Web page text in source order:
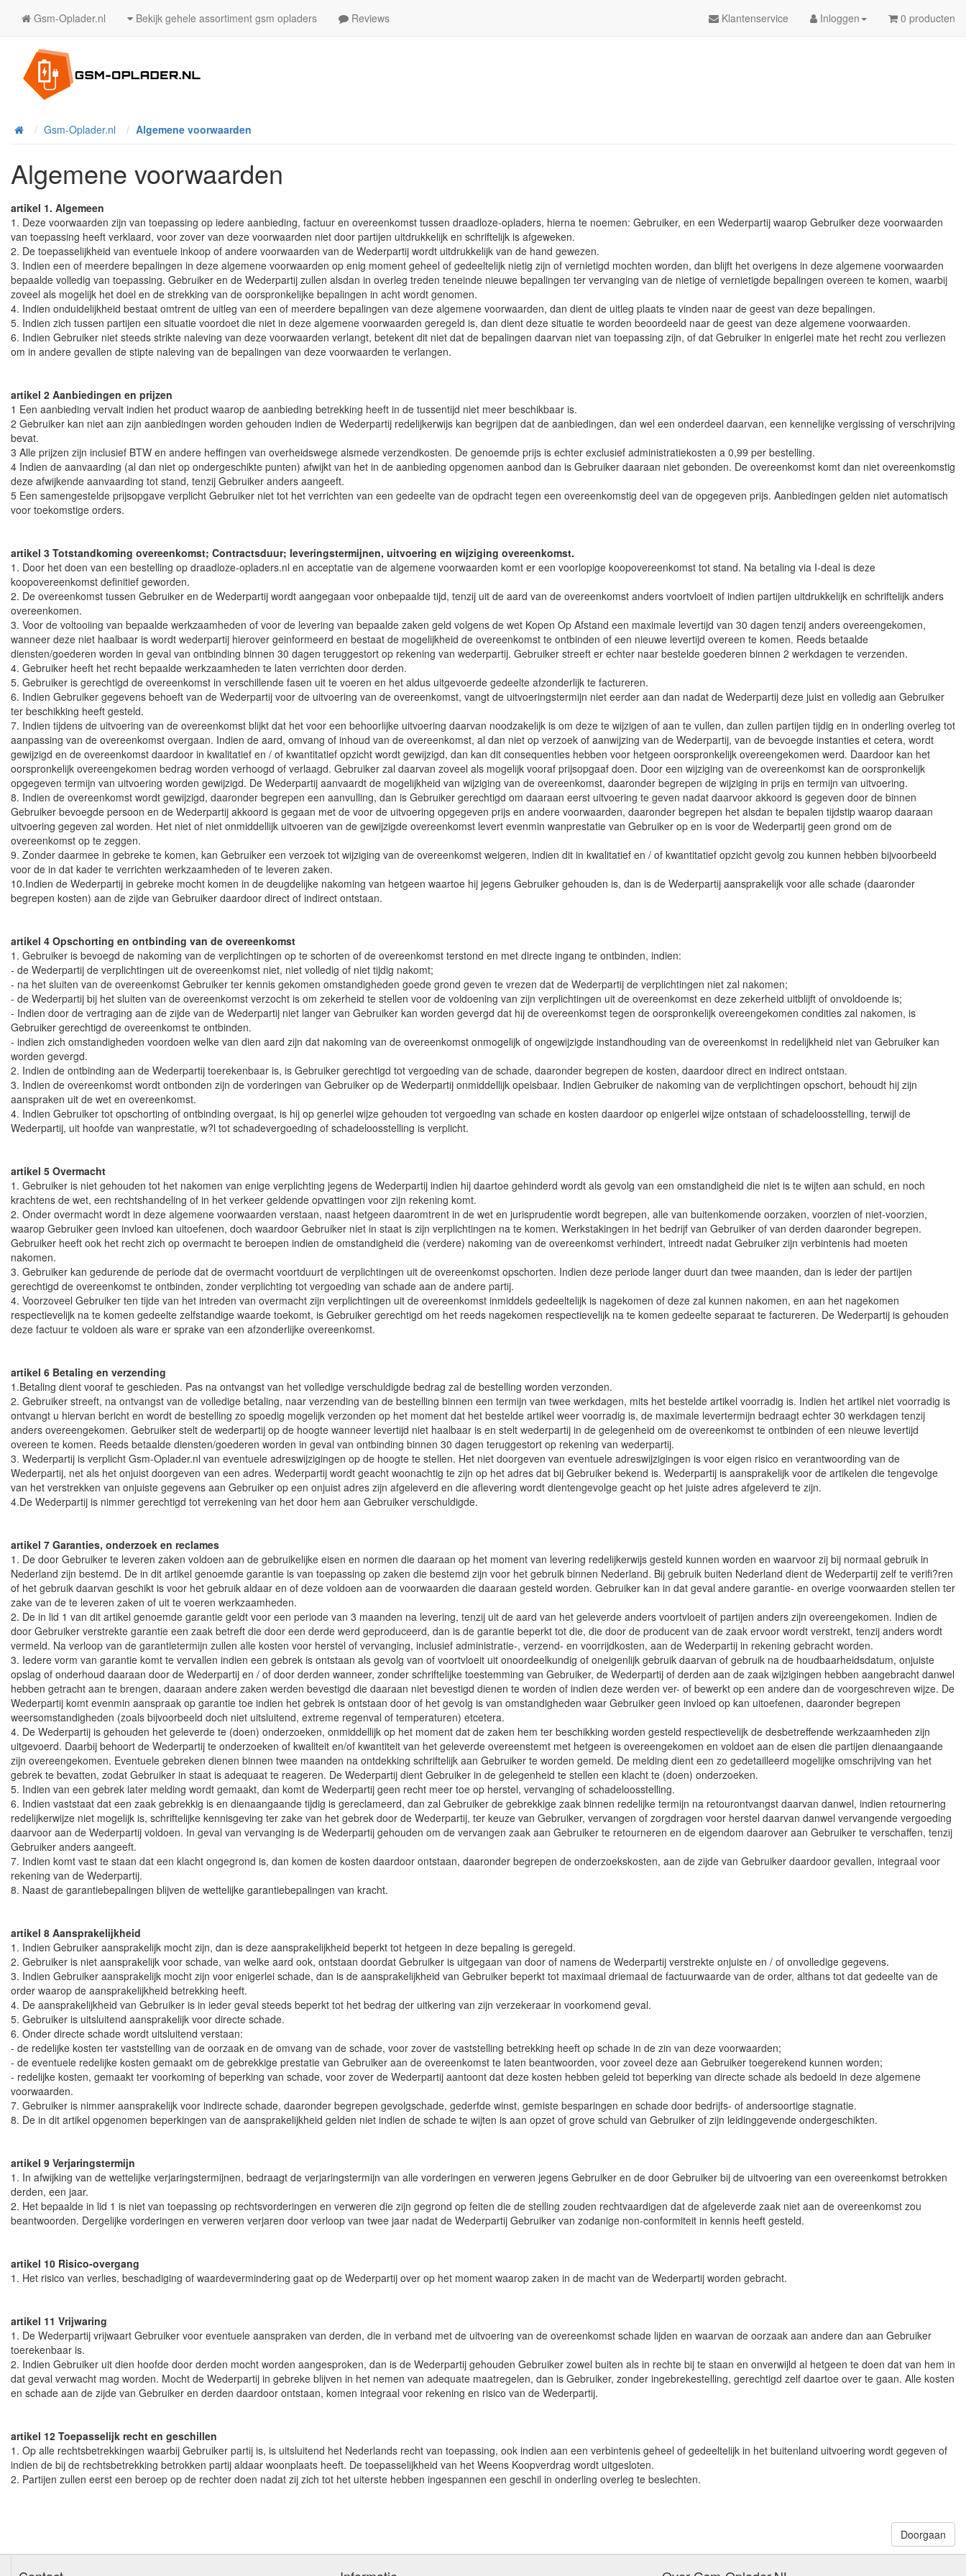
Gsm-Oplader.nl Bekijk gehele assortiment gsm opladers Reviews Klantenservice Inloggen 0 producten
HomeGsm-Oplader.nl Algemene voorwaarden
Algemene voorwaarden
artikel 1. Algemeen
1. Deze voorwaarden zijn van toepassing op iedere aanbieding, factuur en overeenkomst tussen draadloze-opladers, hierna te noemen: Gebruiker, en een Wederpartij waarop Gebruiker deze voorwaarden
van toepassing heeft verklaard, voor zover van deze voorwaarden niet door partijen uitdrukkelijk en schriftelijk is afgeweken.
2. De toepasselijkheid van eventuele inkoop of andere voorwaarden van de Wederpartij wordt uitdrukkelijk van de hand gewezen.
3. Indien een of meerdere bepalingen in deze algemene voorwaarden op enig moment geheel of gedeeltelijk nietig zijn of vernietigd mochten worden, dan blijft het overigens in deze algemene voorwaarden
bepaalde volledig van toepassing. Gebruiker en de Wederpartij zullen alsdan in overleg treden teneinde nieuwe bepalingen ter vervanging van de nietige of vernietigde bepalingen overeen te komen, waarbij
zoveel als mogelijk het doel en de strekking van de oorspronkelijke bepalingen in acht wordt genomen.
4. Indien onduidelijkheid bestaat omtrent de uitleg van een of meerdere bepalingen van deze algemene voorwaarden, dan dient de uitleg plaats te vinden naar de geest van deze bepalingen.
5. Indien zich tussen partijen een situatie voordoet die niet in deze algemene voorwaarden geregeld is, dan dient deze situatie te worden beoordeeld naar de geest van deze algemene voorwaarden.
6. Indien Gebruiker niet steeds strikte naleving van deze voorwaarden verlangt, betekent dit niet dat de bepalingen daarvan niet van toepassing zijn, of dat Gebruiker in enigerlei mate het recht zou verliezen
om in andere gevallen de stipte naleving van de bepalingen van deze voorwaarden te verlangen.
artikel 2 Aanbiedingen en prijzen
1 Een aanbieding vervalt indien het product waarop de aanbieding betrekking heeft in de tussentijd niet meer beschikbaar is.
2 Gebruiker kan niet aan zijn aanbiedingen worden gehouden indien de Wederpartij redelijkerwijs kan begrijpen dat de aanbiedingen, dan wel een onderdeel daarvan, een kennelijke vergissing of verschrijving
bevat.
3 Alle prijzen zijn inclusief BTW en andere heffingen van overheidswege alsmede verzendkosten. De genoemde prijs is echter exclusief administratiekosten a 0,99 per bestelling.
4 Indien de aanvaarding (al dan niet op ondergeschikte punten) afwijkt van het in de aanbieding opgenomen aanbod dan is Gebruiker daaraan niet gebonden. De overeenkomst komt dan niet overeenkomstig
deze afwijkende aanvaarding tot stand, tenzij Gebruiker anders aangeeft.
5 Een samengestelde prijsopgave verplicht Gebruiker niet tot het verrichten van een gedeelte van de opdracht tegen een overeenkomstig deel van de opgegeven prijs. Aanbiedingen gelden niet automatisch
voor toekomstige orders.
artikel 3 Totstandkoming overeenkomst; Contractsduur; leveringstermijnen, uitvoering en wijziging overeenkomst.
1. Door het doen van een bestelling op draadloze-opladers.nl en acceptatie van de algemene voorwaarden komt er een voorlopige koopovereenkomst tot stand. Na betaling via I-deal is deze
koopovereenkomst definitief geworden.
2. De overeenkomst tussen Gebruiker en de Wederpartij wordt aangegaan voor onbepaalde tijd, tenzij uit de aard van de overeenkomst anders voortvloeit of indien partijen uitdrukkelijk en schriftelijk anders
overeenkomen.
3. Voor de voltooiing van bepaalde werkzaamheden of voor de levering van bepaalde zaken geld volgens de wet Kopen Op Afstand een maximale levertijd van 30 dagen tenzij anders overeengekomen,
wanneer deze niet haalbaar is wordt wederpartij hierover geinformeerd en bestaat de mogelijkheid de overeenkomst te ontbinden of een nieuwe levertijd overeen te komen. Reeds betaalde
diensten/goederen worden in geval van ontbinding binnen 30 dagen teruggestort op rekening van wederpartij. Gebruiker streeft er echter naar bestelde goederen binnen 2 werkdagen te verzenden.
4. Gebruiker heeft het recht bepaalde werkzaamheden te laten verrichten door derden.
5. Gebruiker is gerechtigd de overeenkomst in verschillende fasen uit te voeren en het aldus uitgevoerde gedeelte afzonderlijk te factureren.
6. Indien Gebruiker gegevens behoeft van de Wederpartij voor de uitvoering van de overeenkomst, vangt de uitvoeringstermijn niet eerder aan dan nadat de Wederpartij deze juist en volledig aan Gebruiker
ter beschikking heeft gesteld.
7. Indien tijdens de uitvoering van de overeenkomst blijkt dat het voor een behoorlijke uitvoering daarvan noodzakelijk is om deze te wijzigen of aan te vullen, dan zullen partijen tijdig en in onderling overleg tot
aanpassing van de overeenkomst overgaan. Indien de aard, omvang of inhoud van de overeenkomst, al dan niet op verzoek of aanwijzing van de Wederpartij, van de bevoegde instanties et cetera, wordt
gewijzigd en de overeenkomst daardoor in kwalitatief en / of kwantitatief opzicht wordt gewijzigd, dan kan dit consequenties hebben voor hetgeen oorspronkelijk overeengekomen werd. Daardoor kan het
oorspronkelijk overeengekomen bedrag worden verhoogd of verlaagd. Gebruiker zal daarvan zoveel als mogelijk vooraf prijsopgaaf doen. Door een wijziging van de overeenkomst kan de oorspronkelijk
opgegeven termijn van uitvoering worden gewijzigd. De Wederpartij aanvaardt de mogelijkheid van wijziging van de overeenkomst, daaronder begrepen de wijziging in prijs en termijn van uitvoering.
8. Indien de overeenkomst wordt gewijzigd, daaronder begrepen een aanvulling, dan is Gebruiker gerechtigd om daaraan eerst uitvoering te geven nadat daarvoor akkoord is gegeven door de binnen
Gebruiker bevoegde persoon en de Wederpartij akkoord is gegaan met de voor de uitvoering opgegeven prijs en andere voorwaarden, daaronder begrepen het alsdan te bepalen tijdstip waarop daaraan
uitvoering gegeven zal worden. Het niet of niet onmiddellijk uitvoeren van de gewijzigde overeenkomst levert evenmin wanprestatie van Gebruiker op en is voor de Wederpartij geen grond om de
overeenkomst op te zeggen.
9. Zonder daarmee in gebreke te komen, kan Gebruiker een verzoek tot wijziging van de overeenkomst weigeren, indien dit in kwalitatief en / of kwantitatief opzicht gevolg zou kunnen hebben bijvoorbeeld
voor de in dat kader te verrichten werkzaamheden of te leveren zaken.
10.Indien de Wederpartij in gebreke mocht komen in de deugdelijke nakoming van hetgeen waartoe hij jegens Gebruiker gehouden is, dan is de Wederpartij aansprakelijk voor alle schade (daaronder
begrepen kosten) aan de zijde van Gebruiker daardoor direct of indirect ontstaan.
artikel 4 Opschorting en ontbinding van de overeenkomst
1. Gebruiker is bevoegd de nakoming van de verplichtingen op te schorten of de overeenkomst terstond en met directe ingang te ontbinden, indien:
- de Wederpartij de verplichtingen uit de overeenkomst niet, niet volledig of niet tijdig nakomt;
- na het sluiten van de overeenkomst Gebruiker ter kennis gekomen omstandigheden goede grond geven te vrezen dat de Wederpartij de verplichtingen niet zal nakomen;
- de Wederpartij bij het sluiten van de overeenkomst verzocht is om zekerheid te stellen voor de voldoening van zijn verplichtingen uit de overeenkomst en deze zekerheid uitblijft of onvoldoende is;
- Indien door de vertraging aan de zijde van de Wederpartij niet langer van Gebruiker kan worden gevergd dat hij de overeenkomst tegen de oorspronkelijk overeengekomen condities zal nakomen, is
Gebruiker gerechtigd de overeenkomst te ontbinden.
- indien zich omstandigheden voordoen welke van dien aard zijn dat nakoming van de overeenkomst onmogelijk of ongewijzigde instandhouding van de overeenkomst in redelijkheid niet van Gebruiker kan
worden gevergd.
2. Indien de ontbinding aan de Wederpartij toerekenbaar is, is Gebruiker gerechtigd tot vergoeding van de schade, daaronder begrepen de kosten, daardoor direct en indirect ontstaan.
3. Indien de overeenkomst wordt ontbonden zijn de vorderingen van Gebruiker op de Wederpartij onmiddellijk opeisbaar. Indien Gebruiker de nakoming van de verplichtingen opschort, behoudt hij zijn
aanspraken uit de wet en overeenkomst.
4. Indien Gebruiker tot opschorting of ontbinding overgaat, is hij op generlei wijze gehouden tot vergoeding van schade en kosten daardoor op enigerlei wijze ontstaan of schadeloosstelling, terwijl de
Wederpartij, uit hoofde van wanprestatie, w?l tot schadevergoeding of schadeloosstelling is verplicht.
artikel 5 Overmacht
1. Gebruiker is niet gehouden tot het nakomen van enige verplichting jegens de Wederpartij indien hij daartoe gehinderd wordt als gevolg van een omstandigheid die niet is te wijten aan schuld, en noch
krachtens de wet, een rechtshandeling of in het verkeer geldende opvattingen voor zijn rekening komt.
2. Onder overmacht wordt in deze algemene voorwaarden verstaan, naast hetgeen daaromtrent in de wet en jurisprudentie wordt begrepen, alle van buitenkomende oorzaken, voorzien of niet-voorzien,
waarop Gebruiker geen invloed kan uitoefenen, doch waardoor Gebruiker niet in staat is zijn verplichtingen na te komen. Werkstakingen in het bedrijf van Gebruiker of van derden daaronder begrepen.
Gebruiker heeft ook het recht zich op overmacht te beroepen indien de omstandigheid die (verdere) nakoming van de overeenkomst verhindert, intreedt nadat Gebruiker zijn verbintenis had moeten
nakomen.
3. Gebruiker kan gedurende de periode dat de overmacht voortduurt de verplichtingen uit de overeenkomst opschorten. Indien deze periode langer duurt dan twee maanden, dan is ieder der partijen
gerechtigd de overeenkomst te ontbinden, zonder verplichting tot vergoeding van schade aan de andere partij.
4. Voorzoveel Gebruiker ten tijde van het intreden van overmacht zijn verplichtingen uit de overeenkomst inmiddels gedeeltelijk is nagekomen of deze zal kunnen nakomen, en aan het nagekomen
respectievelijk na te komen gedeelte zelfstandige waarde toekomt, is Gebruiker gerechtigd om het reeds nagekomen respectievelijk na te komen gedeelte separaat te factureren. De Wederpartij is gehouden
deze factuur te voldoen als ware er sprake van een afzonderlijke overeenkomst.
artikel 6 Betaling en verzending
1.Betaling dient vooraf te geschieden. Pas na ontvangst van het volledige verschuldigde bedrag zal de bestelling worden verzonden.
2. Gebruiker streeft, na ontvangst van de volledige betaling, naar verzending van de bestelling binnen een termijn van twee werkdagen, mits het bestelde artikel voorradig is. Indien het artikel niet voorradig is
ontvangt u hiervan bericht en wordt de bestelling zo spoedig mogelijk verzonden op het moment dat het bestelde artikel weer voorradig is, de maximale levertermijn bedraagt echter 30 werkdagen tenzij
anders overeengekomen. Gebruiker stelt de wederpartij op de hoogte wanneer levertijd niet haalbaar is en stelt wederpartij in de gelegenheid om de overeenkomst te ontbinden of een nieuwe levertijd
overeen te komen. Reeds betaalde diensten/goederen worden in geval van ontbinding binnen 30 dagen teruggestort op rekening van wederpartij.
3. Wederpartij is verplicht Gsm-Oplader.nl van eventuele adreswijzigingen op de hoogte te stellen. Het niet doorgeven van eventuele adreswijzigingen is voor eigen risico en verantwoording van de
Wederpartij, net als het onjuist doorgeven van een adres. Wederpartij wordt geacht woonachtig te zijn op het adres dat bij Gebruiker bekend is. Wederpartij is aansprakelijk voor de artikelen die tengevolge
van het verstrekken van onjuiste gegevens aan Gebruiker op een onjuist adres zijn afgeleverd en die aflevering wordt dientengevolge geacht op het juiste adres afgeleverd te zijn.
4.De Wederpartij is nimmer gerechtigd tot verrekening van het door hem aan Gebruiker verschuldigde.
artikel 7 Garanties, onderzoek en reclames
1. De door Gebruiker te leveren zaken voldoen aan de gebruikelijke eisen en normen die daaraan op het moment van levering redelijkerwijs gesteld kunnen worden en waarvoor zij bij normaal gebruik in
Nederland zijn bestemd. De in dit artikel genoemde garantie is van toepassing op zaken die bestemd zijn voor het gebruik binnen Nederland. Bij gebruik buiten Nederland dient de Wederpartij zelf te verifi?ren
of het gebruik daarvan geschikt is voor het gebruik aldaar en of deze voldoen aan de voorwaarden die daaraan gesteld worden. Gebruiker kan in dat geval andere garantie- en overige voorwaarden stellen ter
zake van de te leveren zaken of uit te voeren werkzaamheden.
2. De in lid 1 van dit artikel genoemde garantie geldt voor een periode van 3 maanden na levering, tenzij uit de aard van het geleverde anders voortvloeit of partijen anders zijn overeengekomen. Indien de
door Gebruiker verstrekte garantie een zaak betreft die door een derde werd geproduceerd, dan is de garantie beperkt tot die, die door de producent van de zaak ervoor wordt verstrekt, tenzij anders wordt
vermeld. Na verloop van de garantietermijn zullen alle kosten voor herstel of vervanging, inclusief administratie-, verzend- en voorrijdkosten, aan de Wederpartij in rekening gebracht worden.
3. Iedere vorm van garantie komt te vervallen indien een gebrek is ontstaan als gevolg van of voortvloeit uit onoordeelkundig of oneigenlijk gebruik daarvan of gebruik na de houdbaarheidsdatum, onjuiste
opslag of onderhoud daaraan door de Wederpartij en / of door derden wanneer, zonder schriftelijke toestemming van Gebruiker, de Wederpartij of derden aan de zaak wijzigingen hebben aangebracht danwel
hebben getracht aan te brengen, daaraan andere zaken werden bevestigd die daaraan niet bevestigd dienen te worden of indien deze werden ver- of bewerkt op een andere dan de voorgeschreven wijze. De
Wederpartij komt evenmin aanspraak op garantie toe indien het gebrek is ontstaan door of het gevolg is van omstandigheden waar Gebruiker geen invloed op kan uitoefenen, daaronder begrepen
weersomstandigheden (zoals bijvoorbeeld doch niet uitsluitend, extreme regenval of temperaturen) etcetera.
4. De Wederpartij is gehouden het geleverde te (doen) onderzoeken, onmiddellijk op het moment dat de zaken hem ter beschikking worden gesteld respectievelijk de desbetreffende werkzaamheden zijn
uitgevoerd. Daarbij behoort de Wederpartij te onderzoeken of kwaliteit en/of kwantiteit van het geleverde overeenstemt met hetgeen is overeengekomen en voldoet aan de eisen die partijen dienaangaande
zijn overeengekomen. Eventuele gebreken dienen binnen twee maanden na ontdekking schriftelijk aan Gebruiker te worden gemeld. De melding dient een zo gedetailleerd mogelijke omschrijving van het
gebrek te bevatten, zodat Gebruiker in staat is adequaat te reageren. De Wederpartij dient Gebruiker in de gelegenheid te stellen een klacht te (doen) onderzoeken.
5. Indien van een gebrek later melding wordt gemaakt, dan komt de Wederpartij geen recht meer toe op herstel, vervanging of schadeloosstelling.
6. Indien vaststaat dat een zaak gebrekkig is en dienaangaande tijdig is gereclameerd, dan zal Gebruiker de gebrekkige zaak binnen redelijke termijn na retourontvangst daarvan danwel, indien retournering
redelijkerwijze niet mogelijk is, schriftelijke kennisgeving ter zake van het gebrek door de Wederpartij, ter keuze van Gebruiker, vervangen of zorgdragen voor herstel daarvan danwel vervangende vergoeding
daarvoor aan de Wederpartij voldoen. In geval van vervanging is de Wederpartij gehouden om de vervangen zaak aan Gebruiker te retourneren en de eigendom daarover aan Gebruiker te verschaffen, tenzij
Gebruiker anders aangeeft.
7. Indien komt vast te staan dat een klacht ongegrond is, dan komen de kosten daardoor ontstaan, daaronder begrepen de onderzoekskosten, aan de zijde van Gebruiker daardoor gevallen, integraal voor
rekening van de Wederpartij.
8. Naast de garantiebepalingen blijven de wettelijke garantiebepalingen van kracht.
artikel 8 Aansprakelijkheid
1. Indien Gebruiker aansprakelijk mocht zijn, dan is deze aansprakelijkheid beperkt tot hetgeen in deze bepaling is geregeld.
2. Gebruiker is niet aansprakelijk voor schade, van welke aard ook, ontstaan doordat Gebruiker is uitgegaan van door of namens de Wederpartij verstrekte onjuiste en / of onvolledige gegevens.
3. Indien Gebruiker aansprakelijk mocht zijn voor enigerlei schade, dan is de aansprakelijkheid van Gebruiker beperkt tot maximaal driemaal de factuurwaarde van de order, althans tot dat gedeelte van de
order waarop de aansprakelijkheid betrekking heeft.
4. De aansprakelijkheid van Gebruiker is in ieder geval steeds beperkt tot het bedrag der uitkering van zijn verzekeraar in voorkomend geval.
5. Gebruiker is uitsluitend aansprakelijk voor directe schade.
6. Onder directe schade wordt uitsluitend verstaan:
- de redelijke kosten ter vaststelling van de oorzaak en de omvang van de schade, voor zover de vaststelling betrekking heeft op schade in de zin van deze voorwaarden;
- de eventuele redelijke kosten gemaakt om de gebrekkige prestatie van Gebruiker aan de overeenkomst te laten beantwoorden, voor zoveel deze aan Gebruiker toegerekend kunnen worden;
- redelijke kosten, gemaakt ter voorkoming of beperking van schade, voor zover de Wederpartij aantoont dat deze kosten hebben geleid tot beperking van directe schade als bedoeld in deze algemene
voorwaarden.
7. Gebruiker is nimmer aansprakelijk voor indirecte schade, daaronder begrepen gevolgschade, gederfde winst, gemiste besparingen en schade door bedrijfs- of andersoortige stagnatie.
8. De in dit artikel opgenomen beperkingen van de aansprakelijkheid gelden niet indien de schade te wijten is aan opzet of grove schuld van Gebruiker of zijn leidinggevende ondergeschikten.
artikel 9 Verjaringstermijn
1. In afwijking van de wettelijke verjaringstermijnen, bedraagt de verjaringstermijn van alle vorderingen en verweren jegens Gebruiker en de door Gebruiker bij de uitvoering van een overeenkomst betrokken
derden, een jaar.
2. Het bepaalde in lid 1 is niet van toepassing op rechtsvorderingen en verweren die zijn gegrond op feiten die de stelling zouden rechtvaardigen dat de afgeleverde zaak niet aan de overeenkomst zou
beantwoorden. Dergelijke vorderingen en verweren verjaren door verloop van twee jaar nadat de Wederpartij Gebruiker van zodanige non-conformiteit in kennis heeft gesteld.
artikel 10 Risico-overgang
1. Het risico van verlies, beschadiging of waardevermindering gaat op de Wederpartij over op het moment waarop zaken in de macht van de Wederpartij worden gebracht.
artikel 11 Vrijwaring
1. De Wederpartij vrijwaart Gebruiker voor eventuele aanspraken van derden, die in verband met de uitvoering van de overeenkomst schade lijden en waarvan de oorzaak aan andere dan aan Gebruiker
toerekenbaar is.
2. Indien Gebruiker uit dien hoofde door derden mocht worden aangesproken, dan is de Wederpartij gehouden Gebruiker zowel buiten als in rechte bij te staan en onverwijld al hetgeen te doen dat van hem in
dat geval verwacht mag worden. Mocht de Wederpartij in gebreke blijven in het nemen van adequate maatregelen, dan is Gebruiker, zonder ingebrekestelling, gerechtigd zelf daartoe over te gaan. Alle kosten
en schade aan de zijde van Gebruiker en derden daardoor ontstaan, komen integraal voor rekening en risico van de Wederpartij.
artikel 12 Toepasselijk recht en geschillen
1. Op alle rechtsbetrekkingen waarbij Gebruiker partij is, is uitsluitend het Nederlands recht van toepassing, ook indien aan een verbintenis geheel of gedeeltelijk in het buitenland uitvoering wordt gegeven of
indien de bij de rechtsbetrekking betrokken partij aldaar woonplaats heeft. De toepasselijkheid van het Weens Koopverdrag wordt uitgesloten.
2. Partijen zullen eerst een beroep op de rechter doen nadat zij zich tot het uiterste hebben ingespannen een geschil in onderling overleg te beslechten.
Doorgaan